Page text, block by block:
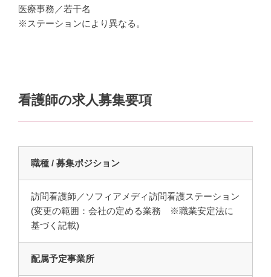
医療事務／若干名
※ステーションにより異なる。
看護師の求人募集要項
職種 / 募集ポジション
訪問看護師／ソフィアメディ訪問看護ステーション
(変更の範囲：会社の定める業務 ※職業安定法に
基づく記載)
配属予定事業所